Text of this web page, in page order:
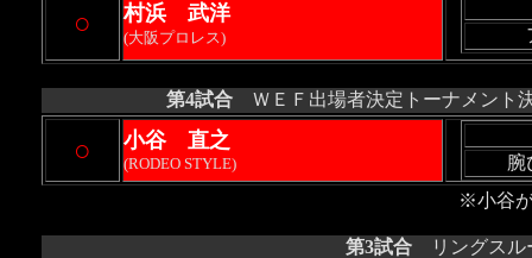
○ 村浜 武洋
(大阪プロレス)
第4試合ＷＥＦ出場者決定トーナメント
○ 小谷 直之
(RODEO STYLE)
腕
※小谷
第3試合リングスル